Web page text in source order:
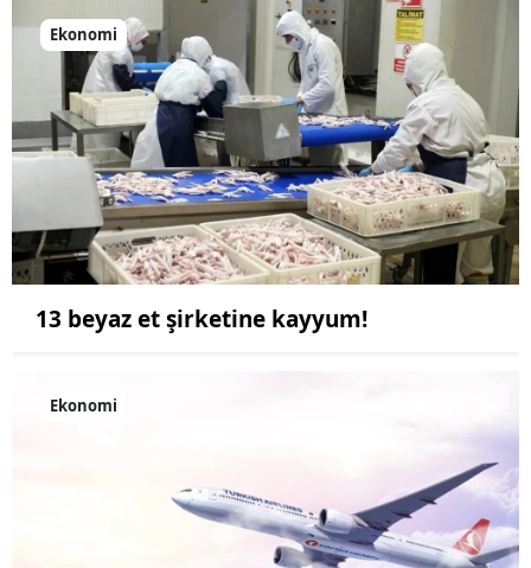
Ekonomi
13 beyaz et şirketine kayyum!
Ekonomi